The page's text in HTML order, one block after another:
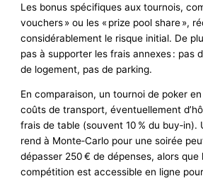
Les bonus spécifiques aux tournois,
vouchers » ou les « prize pool share »,
considérablement le risque initial. De
pas à supporter les frais annexes : pas
de logement, pas de parking.
En comparaison, un tournoi de poker
coûts de transport, éventuellement
frais de table (souvent 10 % du buy‑in).
rend à Monte‑Carlo pour une soirée
dépasser 250 € de dépenses, alors que
compétition est accessible en ligne